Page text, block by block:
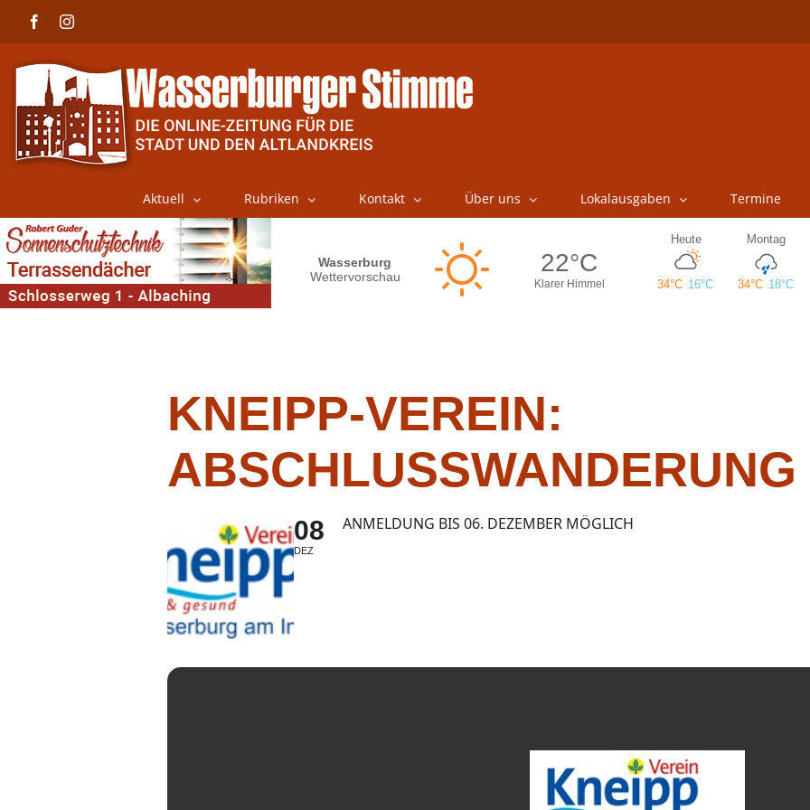
FacebookInstagram
Aktuell Rubriken Kontakt Über uns Lokalausgaben Termine
KNEIPP-VEREIN:
ABSCHLUSSWANDERUNG
08
DEZ
ANMELDUNG BIS 06. DEZEMBER MÖGLICH